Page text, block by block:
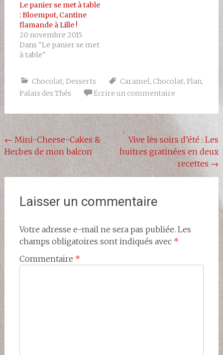
Le panier se met à table
: Bloempot, Cantine
flamande à Lille !
20 novembre 2015
Dans "Le panier se met
à table"
Chocolat, Desserts Caramel, Chocolat, Flan,
Palais des Thés
Écrire un commentaire
Navigation
de
l'article
← Mini-Cheese-Cakes &
Herbes de mon balcon
Vive les soirs d’été : Les
huitres gratinées en deux
recettes →
Laisser un commentaire
Votre adresse e-mail ne sera pas publiée. Les
champs obligatoires sont indiqués avec *
Commentaire *